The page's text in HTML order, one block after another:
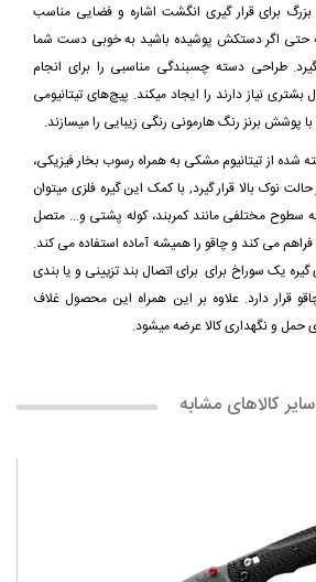
برای قرار گیری انگشت اشاره و فضایی مناسب
حتی اگر دستکش پوشیده باشید به خوبی دست شما
طراحی دسته چسبندگی مناسبی را برای انجام
نیاز دارند را ایجاد میکند. پیچ‌های تیتانیومی
پوشش برنز رنگ هارمونی رنگی‌ زیبایی را میسازند.
شده از تیتانیوم مشکی به همراه رسوب بخار فیزیکی،
نوک بالا قرار گیرد, با کمک این گیره فلزی میتوان
سطوح مختلفی مانند کمربند، کوله پشتی و... متصل
می کند و چاقو را همیشه آماده استفاده می کند.
یک سوراخ برای برای اتصال بند تزیینی و یا بندی
قرار دارد. علاوه بر این همراه این محصول غلاف
حمل و نگهداری کالا عرضه میشود.
سایر کالاهای مشابه